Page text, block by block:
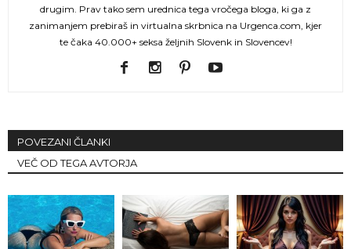
drugim. Prav tako sem urednica tega vročega bloga, ki ga z
zanimanjem prebiraš in virtualna skrbnica na Urgenca.com, kjer
te čaka 40.000+ seksa željnih Slovenk in Slovencev!
POVEZANI ČLANKI
VEČ OD TEGA AVTORJA